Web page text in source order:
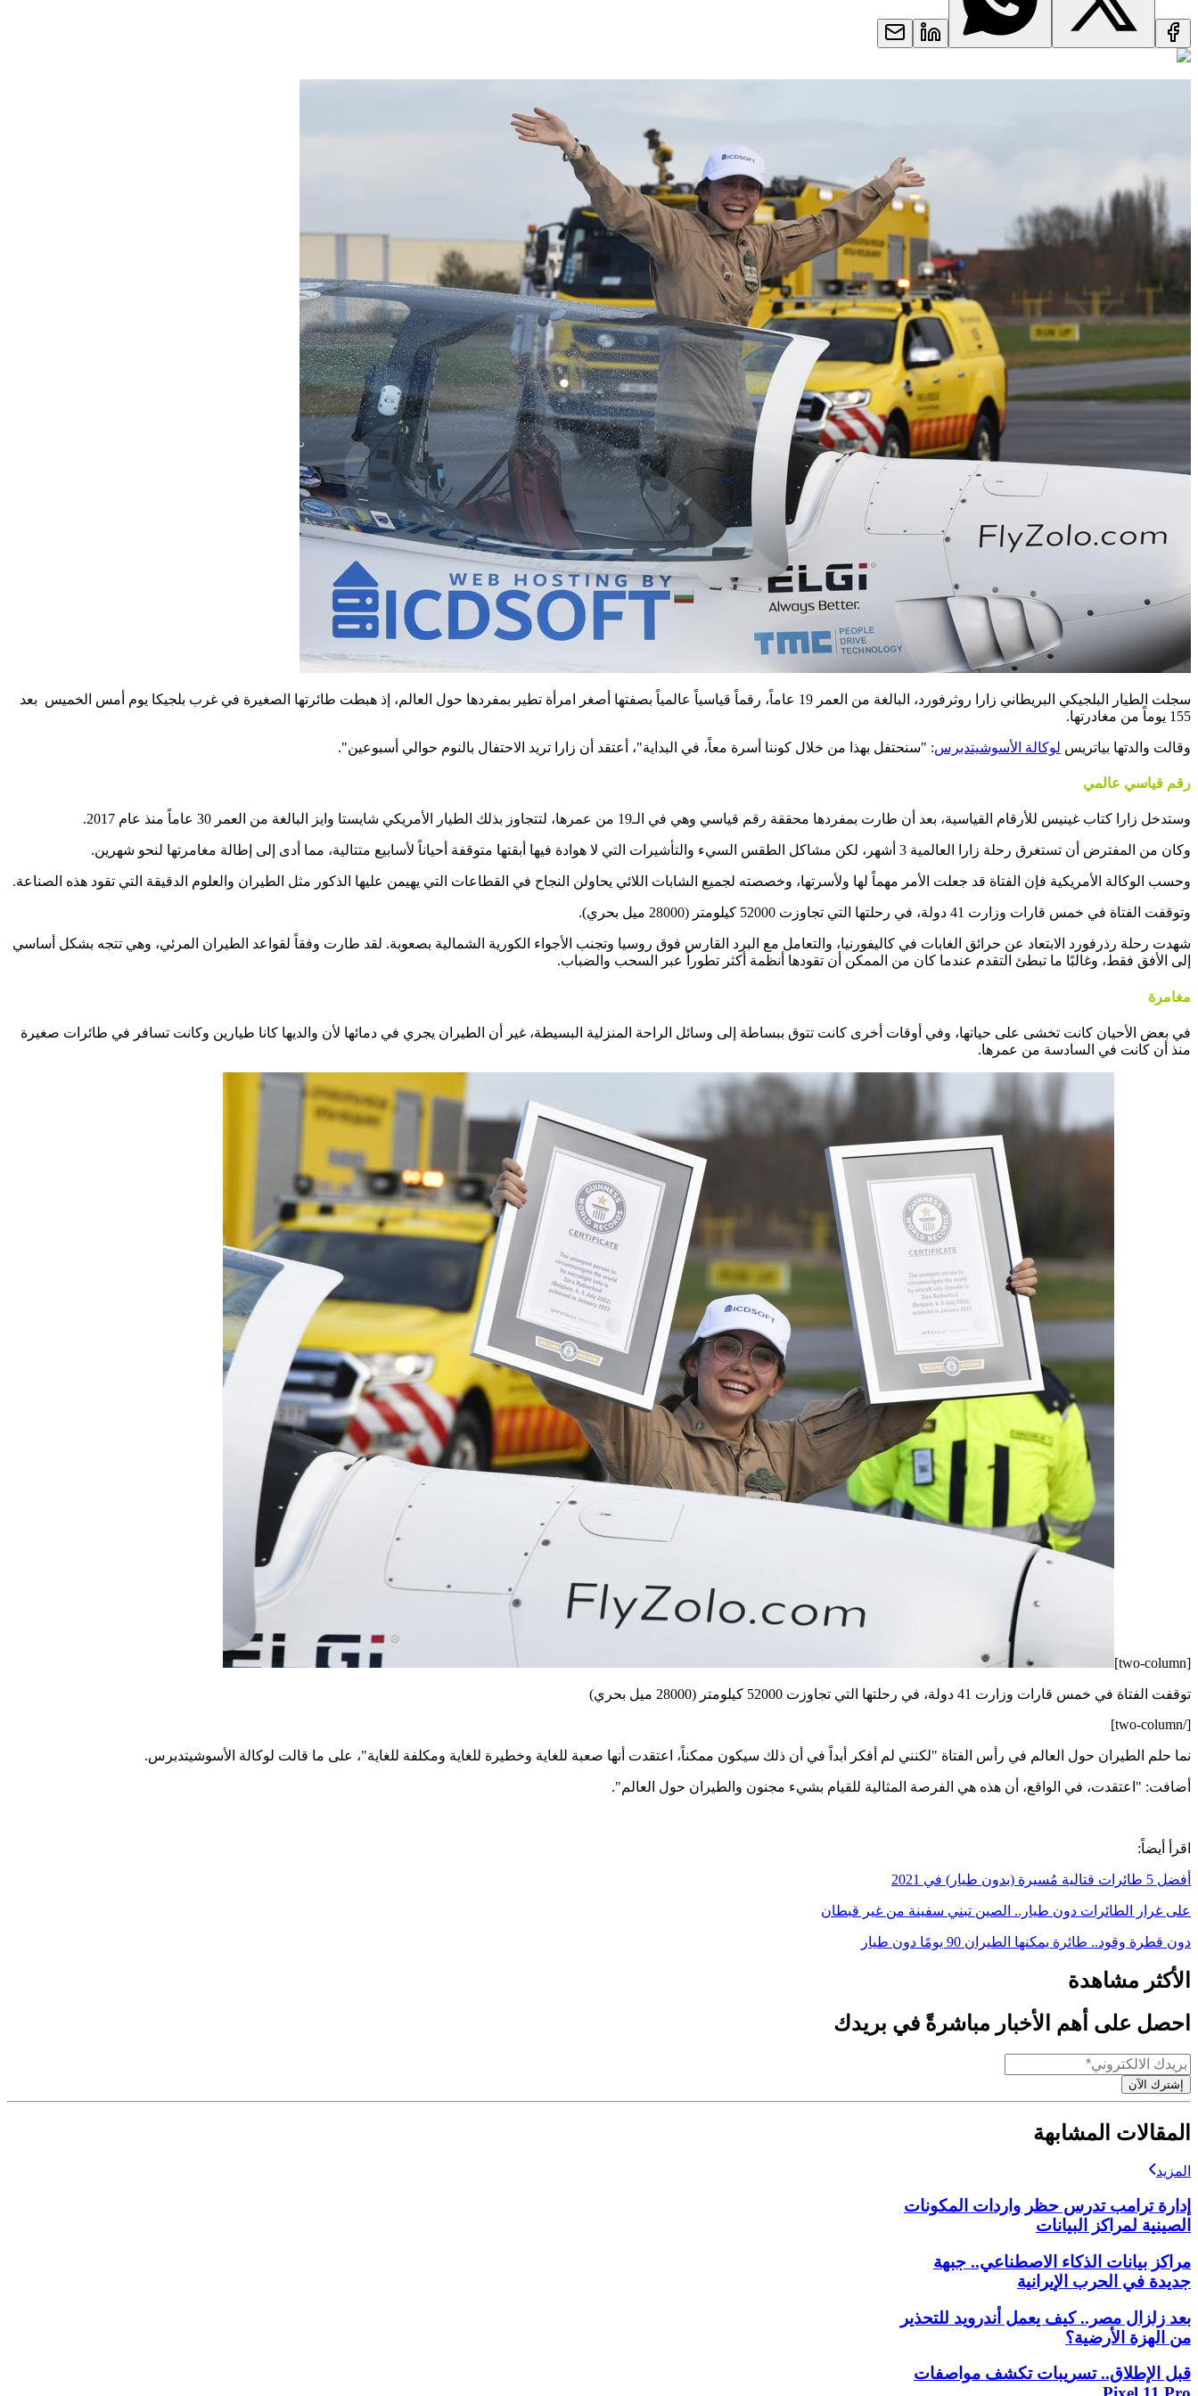
سجلت الطيار البلجيكي البريطاني زارا روثرفورد، البالغة من العمر 19 عاماً، رقماً قياسياً عالمياً بصفتها أصغر امرأة تطير بمفردها حول العالم، إذ هبطت طائرتها الصغيرة في غرب بلجيكا يوم أمس الخميس بعد
155 يوماً من مغادرتها.
وقالت والدتها بياتريس لوكالة الأسوشيتدبرس: "سنحتفل بهذا من خلال كوننا أسرة معاً، في البداية"، أعتقد أن زارا تريد الاحتفال بالنوم حوالي أسبوعين".
رقم قياسي عالمي
وستدخل زارا كتاب غينيس للأرقام القياسية، بعد أن طارت بمفردها محققة رقم قياسي وهي في الـ19 من عمرها، لتتجاوز بذلك الطيار الأمريكي شايستا وايز البالغة من العمر 30 عاماً منذ عام 2017.
وكان من المفترض أن تستغرق رحلة زارا العالمية 3 أشهر، لكن مشاكل الطقس السيء والتأشيرات التي لا هوادة فيها أبقتها متوقفة أحياناً لأسابيع متتالية، مما أدى إلى إطالة مغامرتها لنحو شهرين.
وحسب الوكالة الأمريكية فإن الفتاة قد جعلت الأمر مهماً لها ولأسرتها، وخصصته لجميع الشابات اللائي يحاولن النجاح في القطاعات التي يهيمن عليها الذكور مثل الطيران والعلوم الدقيقة التي تقود هذه الصناعة.
وتوقفت الفتاة في خمس قارات وزارت 41 دولة، في رحلتها التي تجاوزت 52000 كيلومتر (28000 ميل بحري).
شهدت رحلة رذرفورد الابتعاد عن حرائق الغابات في كاليفورنيا، والتعامل مع البرد القارس فوق روسيا وتجنب الأجواء الكورية الشمالية بصعوبة. لقد طارت وفقاً لقواعد الطيران المرئي، وهي تتجه بشكل أساسي
إلى الأفق فقط، وغالبًا ما تبطئ التقدم عندما كان من الممكن أن تقودها أنظمة أكثر تطوراً عبر السحب والضباب.
مغامرة
في بعض الأحيان كانت تخشى على حياتها، وفي أوقات أخرى كانت تتوق ببساطة إلى وسائل الراحة المنزلية البسيطة، غير أن الطيران يجري في دمائها لأن والديها كانا طيارين وكانت تسافر في طائرات صغيرة
منذ أن كانت في السادسة من عمرها.
[two-column]
توقفت الفتاة في خمس قارات وزارت 41 دولة، في رحلتها التي تجاوزت 52000 كيلومتر (28000 ميل بحري)
[/two-column]
نما حلم الطيران حول العالم في رأس الفتاة "لكنني لم أفكر أبداً في أن ذلك سيكون ممكناً، اعتقدت أنها صعبة للغاية وخطيرة للغاية ومكلفة للغاية"، على ما قالت لوكالة الأسوشيتدبرس.
أضافت: "اعتقدت، في الواقع، أن هذه هي الفرصة المثالية للقيام بشيء مجنون والطيران حول العالم".
اقرأ أيضاً:
أفضل 5 طائرات قتالية مُسيرة (بدون طيار) في 2021
على غرار الطائرات دون طيار.. الصين تبني سفينة من غير قبطان
دون قطرة وقود.. طائرة يمكنها الطيران 90 يومًا دون طيار
الأكثر مشاهدة
احصل على أهم الأخبار مباشرةً في بريدك
إشترك الآن
المقالات المشابهة
المزيد
إدارة ترامب تدرس حظر واردات المكونات
الصينية لمراكز البيانات
مراكز بيانات الذكاء الاصطناعي.. جبهة
جديدة في الحرب الإيرانية
بعد زلزال مصر.. كيف يعمل أندرويد للتحذير
من الهزة الأرضية؟
قبل الإطلاق.. تسريبات تكشف مواصفات